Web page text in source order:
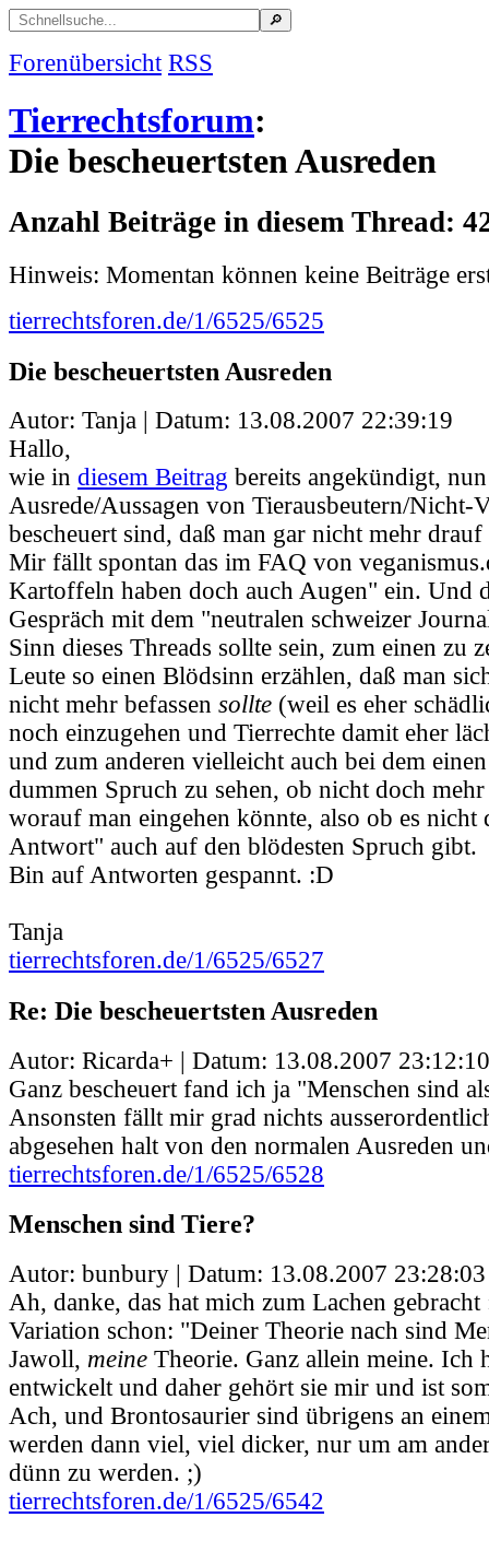
Forenübersicht RSS
Tierrechtsforum:
Die bescheuertsten Ausreden
Anzahl Beiträge in diesem Thread:
Hinweis: Momentan können keine Beiträge
tierrechtsforen.de/1/6525/6525
Die bescheuertsten Ausreden
Autor: Tanja | Datum: 13.08.2007 22:39:19
Hallo,
wie in diesem Beitrag bereits angekündigt,
Ausrede/Aussagen von Tierausbeutern/Nicht-
bescheuert sind, daß man gar nicht mehr
Mir fällt spontan das im FAQ von
Kartoffeln haben doch auch Augen" ein. Und
Gespräch mit dem "neutralen schweizer
Sinn dieses Threads sollte sein, zum einen zu
Leute so einen Blödsinn erzählen, daß man
nicht mehr befassen sollte (weil es eher
noch einzugehen und Tierrechte damit eher
und zum anderen vielleicht auch bei dem
dummen Spruch zu sehen, ob nicht doch
worauf man eingehen könnte, also ob es nicht
Antwort" auch auf den blödesten Spruch gibt.
Bin auf Antworten gespannt. :D
Tanja
tierrechtsforen.de/1/6525/6527
Re: Die bescheuertsten Ausreden
Autor: Ricarda+ | Datum: 13.08.2007 23:12:10
Ganz bescheuert fand ich ja "Menschen sind
Ansonsten fällt mir grad nichts
abgesehen halt von den normalen Ausreden
tierrechtsforen.de/1/6525/6528
Menschen sind Tiere?
Autor: bunbury | Datum: 13.08.2007 23:28:03
Ah, danke, das hat mich zum Lachen
Variation schon: "Deiner Theorie nach sind
Jawoll, meine Theorie. Ganz allein meine. Ich
entwickelt und daher gehört sie mir und ist
Ach, und Brontosaurier sind übrigens an
werden dann viel, viel dicker, nur um am
dünn zu werden. ;)
tierrechtsforen.de/1/6525/6542